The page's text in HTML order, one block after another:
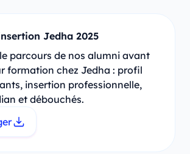
Jedha 2025
parcours de nos alumni avant
formation chez Jedha : profil
insertion professionnelle,
et débouchés.